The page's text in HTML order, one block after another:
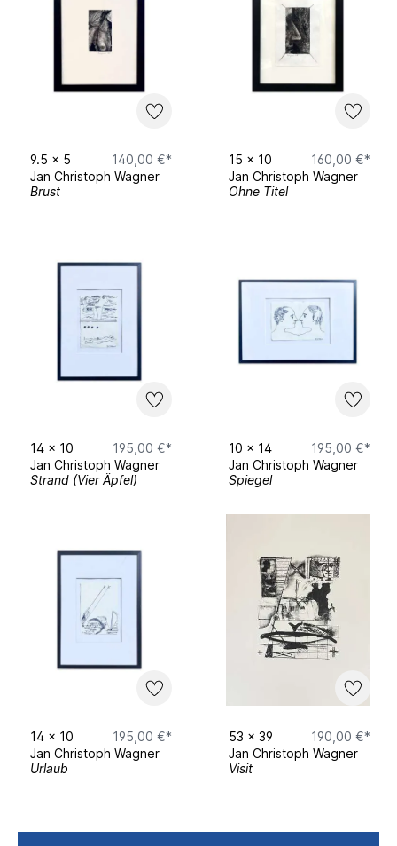
3 Maler – Akte, Schwänze, Abstraktionen,
Senatssaal HfBK Dresden.
Sweet Spot° Gallery by MI/AMO, Hole of
Fame Dresden.
2018
abgefahren, Verkehrsmuseum Dresden.
9.5 x 5
140,00 €*
Jan Christoph Wagner
Brust
15 x 10
160,00 €*
Jan Christoph Wagner
Ohne Titel
14 x 10
195,00 €*
Jan Christoph Wagner
Strand (Vier Äpfel)
10 x 14
195,00 €*
Jan Christoph Wagner
Spiegel
14 x 10
195,00 €*
Jan Christoph Wagner
Urlaub
53 x 39
190,00 €*
Jan Christoph Wagner
Visit